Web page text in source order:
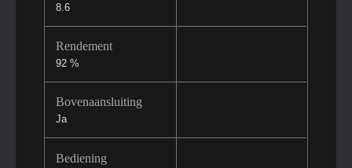
8.6
Rendement
92 %
Bovenaansluiting
Ja
Bediening